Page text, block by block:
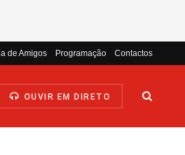
de Amigos Programação Contactos
OUVIR EM DIRETO